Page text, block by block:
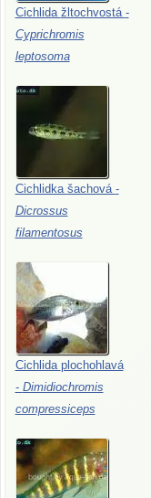
Cichlida žltochvostá -
Cyprichromis
leptosoma
Cichlidka šachová -
Dicrossus
filamentosus
Cichlida plochohlavá
- Dimidiochromis
compressiceps